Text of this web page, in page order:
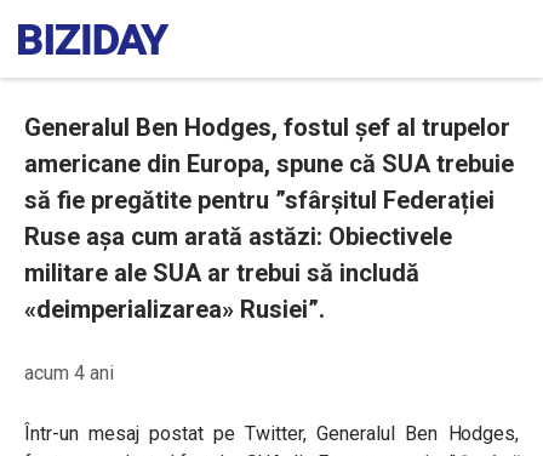
Generalul Ben Hodges, fostul șef al trupelor
americane din Europa, spune că SUA trebuie
să fie pregătite pentru ”sfârșitul Federației
Ruse așa cum arată astăzi: Obiectivele
militare ale SUA ar trebui să includă
«deimperializarea» Rusiei”.
acum 4 ani
Într-un mesaj postat pe Twitter,Generalul Ben Hodges,